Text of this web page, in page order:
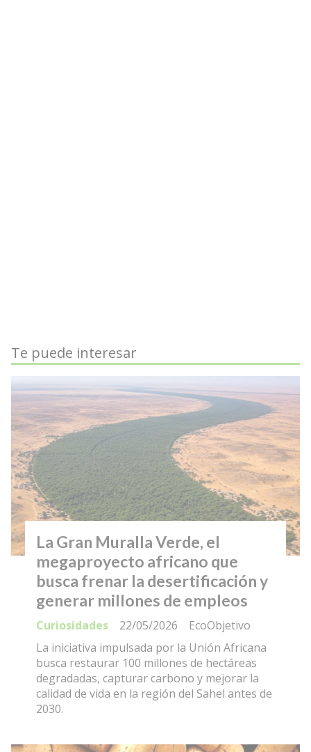
Te puede interesar
La Gran Muralla Verde, el
megaproyecto africano que
busca frenar la desertificación y
generar millones de empleos
EcoObjetivo
Curiosidades
22/05/2026
La iniciativa impulsada por la Unión Africana
busca restaurar 100 millones de hectáreas
degradadas, capturar carbono y mejorar la
calidad de vida en la región del Sahel antes de
2030.